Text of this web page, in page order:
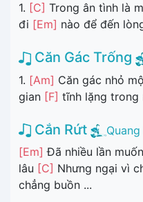
1. [C] Trong ân tình là
đi [Em] nào để đến
Căn Gác Trống
1. [Am] Căn gác nhỏ
gian [F] tĩnh lặng trong
Cắn Rứt
[Em] Đã nhiều lần
lâu [C] Nhưng ngại vì
chẳng buồn ...